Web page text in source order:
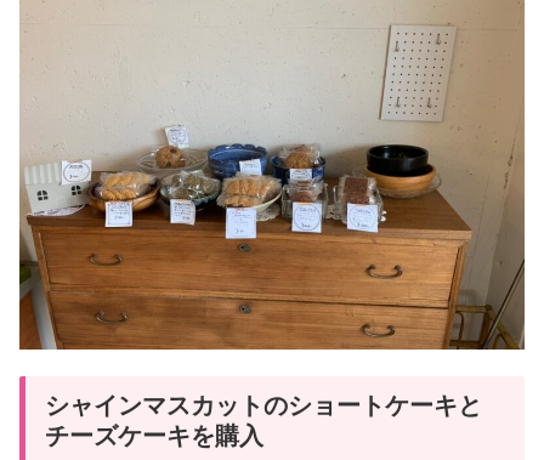
シャインマスカットのショートケーキと
チーズケーキを購入